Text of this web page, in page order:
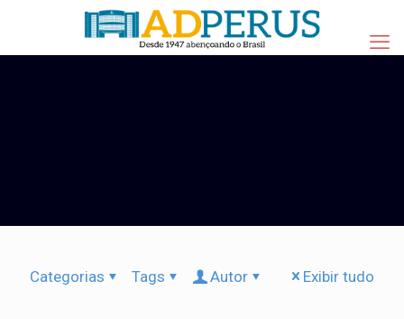
Categorias Tags Autor Exibir tudo